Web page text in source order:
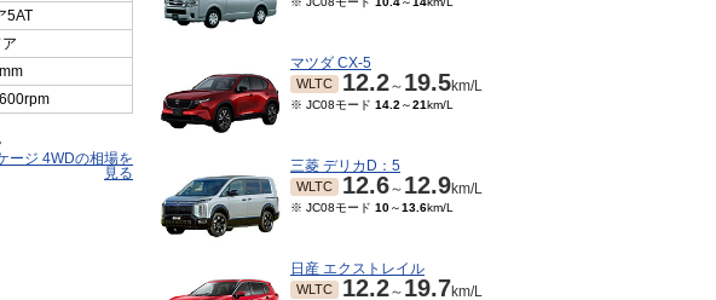
5AT
ージ 4WDの相場を
見る
マツダ CX-5
WLTC 12.2～ 19.5km/L
※ JC08モード 14.2 ～21km/L
三菱 デリカD：5
WLTC 12.6～ 12.9km/L
※ JC08モード 10～13.6km/L
日産 エクストレイル
WLTC 12.2～ 19.7km/L